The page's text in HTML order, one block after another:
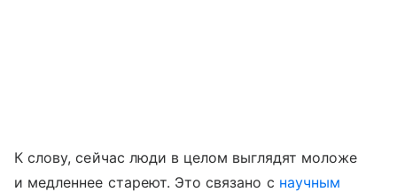
К слову, сейчас люди в целом выглядят моложе
и медленнее стареют. Это связано с научным